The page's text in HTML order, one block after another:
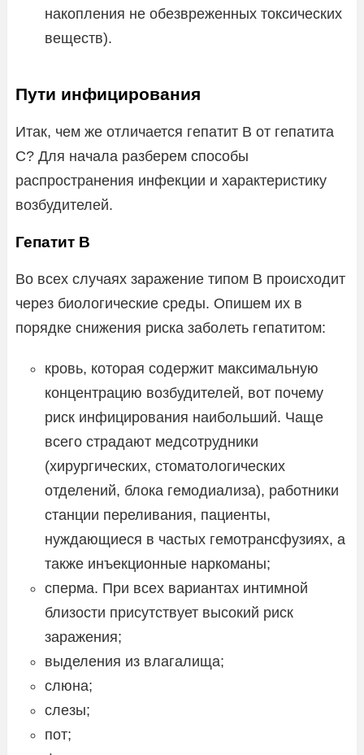
накопления не обезвреженных токсических
веществ).
Пути инфицирования
Итак, чем же отличается гепатит В от гепатита
С? Для начала разберем способы
распространения инфекции и характеристику
возбудителей.
Гепатит В
Во всех случаях заражение типом В происходит
через биологические среды. Опишем их в
порядке снижения риска заболеть гепатитом:
кровь, которая содержит максимальную
концентрацию возбудителей, вот почему
риск инфицирования наибольший. Чаще
всего страдают медсотрудники
(хирургических, стоматологических
отделений, блока гемодиализа), работники
станции переливания, пациенты,
нуждающиеся в частых гемотрансфузиях, а
также инъекционные наркоманы;
сперма. При всех вариантах интимной
близости присутствует высокий риск
заражения;
выделения из влагалища;
слюна;
слезы;
пот;